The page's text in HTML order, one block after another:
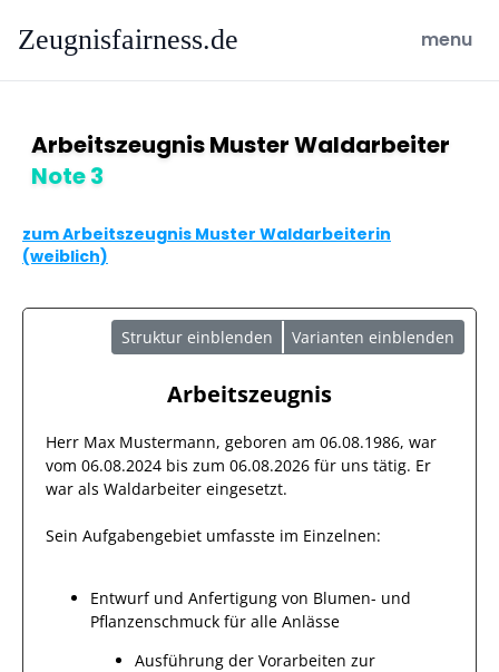
Zeugnisfairness.de open
menu
Arbeitszeugnis Muster Waldarbeiter
Note 3
zum Arbeitszeugnis Muster Waldarbeiterin
(weiblich)
Struktur einblenden Varianten einblenden
Arbeitszeugnis
Herr Max Mustermann, geboren am 06.08.1986, war
vom 06.08.2024 bis zum 06.08.2026 für uns tätig. Er
war als Waldarbeiter eingesetzt.
Sein Aufgabengebiet umfasste im Einzelnen:
Entwurf und Anfertigung von Blumen- und
Pflanzenschmuck für alle Anlässe
Ausführung der Vorarbeiten zur